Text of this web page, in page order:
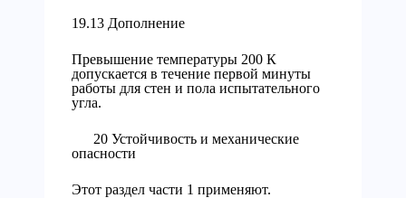
19.13 Дополнение
Превышение температуры 200 К
допускается в течение первой минуты
работы для стен и пола испытательного
угла.
20 Устойчивость и механические
опасности
Этот раздел части 1 применяют.